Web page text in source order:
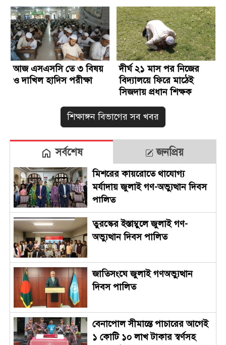
আজ এসএসসি তে ৩ বিষয়
ও দাখিল হাদিস পরীক্ষা
দীর্ঘ ২১ মাস পর নিজের
বিদ্যালয়ে ফিরে মাঠেই
সিজদায় প্রধান শিক্ষক
শিক্ষাঙ্গন বিভাগের সব খবর
সর্বশেষ জনপ্রিয়
মিশরের কায়রোতে থাযোগ্য
মর্যাদায় জুলাই গণ-অভ্যুত্থান দিবস
পালিত
তুরস্কের ইস্তাম্বুলে জুলাই গণ-
অভ্যুত্থান দিবস পালিত
জাতিসংঘে জুলাই গণঅভ্যুত্থান
দিবস পালিত
বেনাপোল সীমান্তে পাচারের আগেই
১ কোটি ১০ লাখ টাকার স্বর্ণসহ